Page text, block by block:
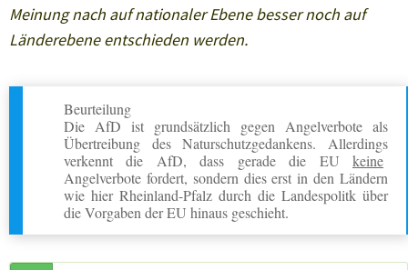
Meinung nach auf nationaler Ebene besser noch auf
Länderebene entschieden werden.
Beurteilung
Die AfD ist grundsätzlich gegen Angelverbote als
Übertreibung des Naturschutzgedankens. Allerdings
verkennt die AfD, dass gerade die EU keine
Angelverbote fordert, sondern dies erst in den Ländern
wie hier Rheinland-Pfalz durch die Landespolitk über
die Vorgaben der EU hinaus geschieht.